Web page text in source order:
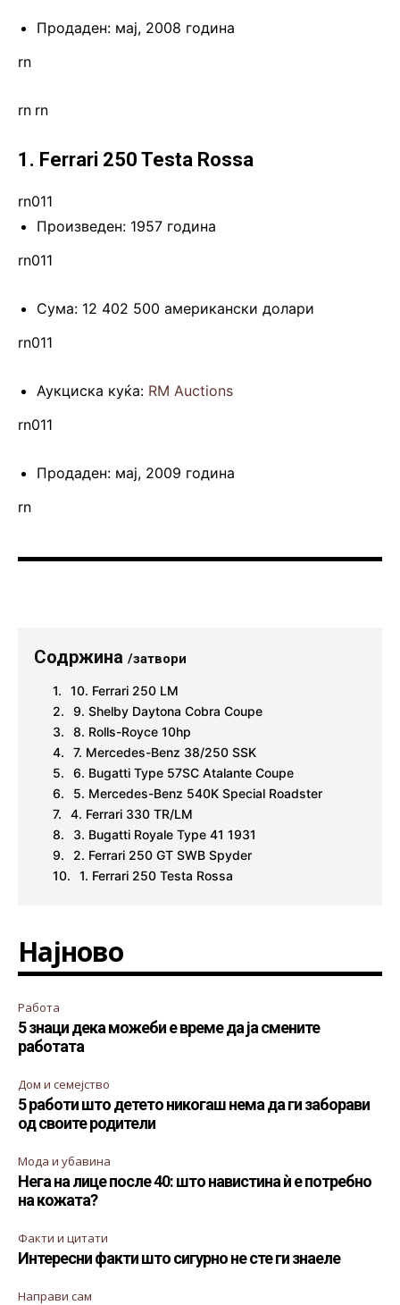
Продаден: мај, 2008 година
rn
rn rn
1. Ferrari 250 Testa Rossa
rn011
Произведен: 1957 година
rn011
Сума: 12 402 500 американски долари
rn011
Аукциска куќа: RM Auctions
rn011
Продаден: мај, 2009 година
rn
Содржина /затвори
10. Ferrari 250 LM
9. Shelby Daytona Cobra Coupe
8. Rolls-Royce 10hp
7. Mercedes-Benz 38/250 SSK
6. Bugatti Type 57SC Atalante Coupe
5. Mercedes-Benz 540K Special Roadster
4. Ferrari 330 TR/LM
3. Bugatti Royale Type 41 1931
2. Ferrari 250 GT SWB Spyder
1. Ferrari 250 Testa Rossa
Најново
Работа
5 знаци дека можеби е време да ја смените
работата
Дом и семејство
5 работи што детето никогаш нема да ги заборави
од своите родители
Мода и убавина
Нега на лице после 40: што навистина ѝ е потребно
на кожата?
Факти и цитати
Интересни факти што сигурно не сте ги знаеле
Направи сам